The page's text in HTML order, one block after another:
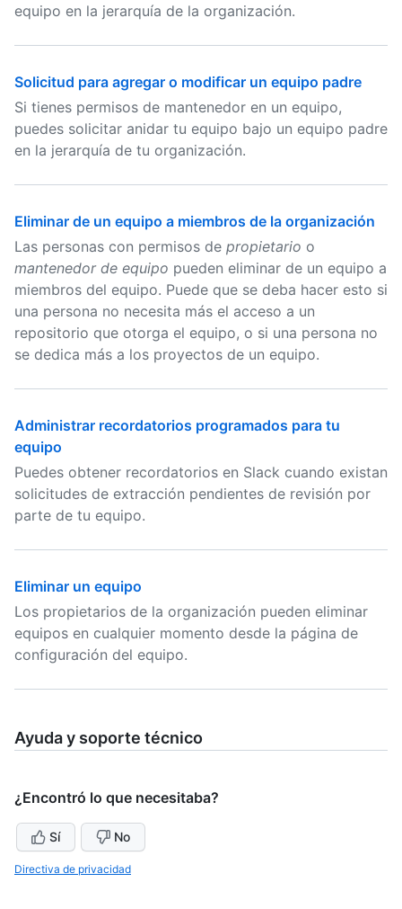
equipo en la jerarquía de la organización.
Solicitud para agregar o modificar un equipo padre
Si tienes permisos de mantenedor en un equipo,
puedes solicitar anidar tu equipo bajo un equipo padre
en la jerarquía de tu organización.
Eliminar de un equipo a miembros de la organización
Las personas con permisos de propietario o
mantenedor de equipo pueden eliminar de un equipo a
miembros del equipo. Puede que se deba hacer esto si
una persona no necesita más el acceso a un
repositorio que otorga el equipo, o si una persona no
se dedica más a los proyectos de un equipo.
Administrar recordatorios programados para tu
equipo
Puedes obtener recordatorios en Slack cuando existan
solicitudes de extracción pendientes de revisión por
parte de tu equipo.
Eliminar un equipo
Los propietarios de la organización pueden eliminar
equipos en cualquier momento desde la página de
configuración del equipo.
Ayuda y soporte técnico
¿Encontró lo que necesitaba?
Sí No
Directiva de privacidad